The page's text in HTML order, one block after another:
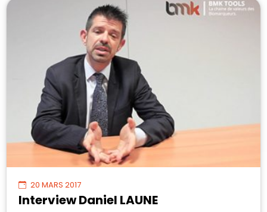
20 MARS 2017
Interview Daniel LAUNE